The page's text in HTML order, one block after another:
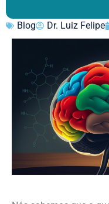
Blog Dr. Luiz Felipe